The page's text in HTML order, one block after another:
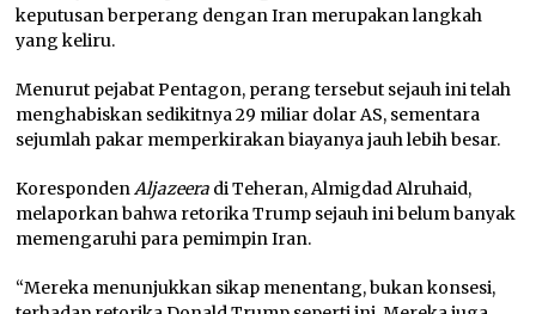
keputusan berperang dengan Iran merupakan langkah
yang keliru.
Menurut pejabat Pentagon, perang tersebut sejauh ini telah
menghabiskan sedikitnya 29 miliar dolar AS, sementara
sejumlah pakar memperkirakan biayanya jauh lebih besar.
KorespondenAljazeera di Teheran, Almigdad Alruhaid,
melaporkan bahwa retorika Trump sejauh ini belum banyak
memengaruhi para pemimpin Iran.
“Mereka menunjukkan sikap menentang, bukan konsesi,